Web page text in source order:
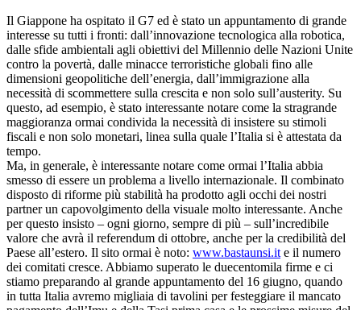
Il Giappone ha ospitato il G7 ed è stato un appuntamento di grande
interesse su tutti i fronti: dall’innovazione tecnologica alla robotica,
dalle sfide ambientali agli obiettivi del Millennio delle Nazioni Unite
contro la povertà, dalle minacce terroristiche globali fino alle
dimensioni geopolitiche dell’energia, dall’immigrazione alla
necessità di scommettere sulla crescita e non solo sull’austerity. Su
questo, ad esempio, è stato interessante notare come la stragrande
maggioranza ormai condivida la necessità di insistere su stimoli
fiscali e non solo monetari, linea sulla quale l’Italia si è attestata da
tempo.
Ma, in generale, è interessante notare come ormai l’Italia abbia
smesso di essere un problema a livello internazionale. Il combinato
disposto di riforme più stabilità ha prodotto agli occhi dei nostri
partner un capovolgimento della visuale molto interessante. Anche
per questo insisto – ogni giorno, sempre di più – sull’incredibile
valore che avrà il referendum di ottobre, anche per la credibilità del
Paese all’estero. Il sito ormai è noto: www.bastaunsi.it e il numero
dei comitati cresce. Abbiamo superato le duecentomila firme e ci
stiamo preparando al grande appuntamento del 16 giugno, quando
in tutta Italia avremo migliaia di tavolini per festeggiare il mancato